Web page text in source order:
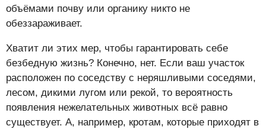
объёмами почву или органику никто не
обеззараживает.
Хватит ли этих мер, чтобы гарантировать себе
безбедную жизнь? Конечно, нет. Если ваш участок
расположен по соседству с неряшливыми соседями,
лесом, дикими лугом или рекой, то вероятность
появления нежелательных животных всё равно
существует. А, например, кротам, которые приходят в